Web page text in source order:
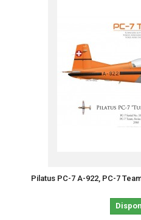
Pilatus PC-7 A-922, PC-7